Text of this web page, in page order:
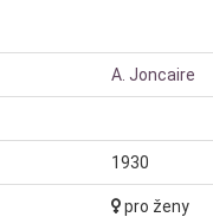
A. Joncaire
1930
pro ženy